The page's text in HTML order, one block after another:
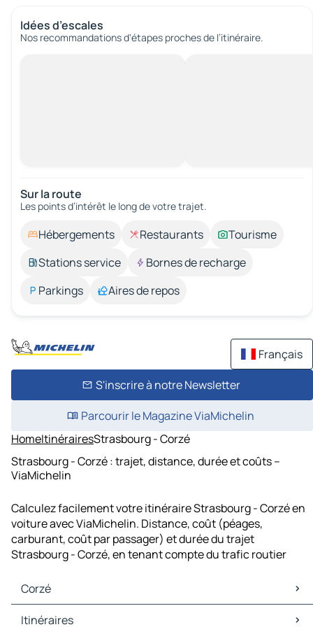
Idées d’escales
Nos recommandations d'étapes proches de l’itinéraire.
Sur la route
Les points d’intérêt le long de votre trajet.
Hébergements Restaurants
Tourisme
Stations service
Bornes de recharge
Parkings
Aires de repos
Français
S'inscrire à notre Newsletter
Parcourir le Magazine ViaMichelin
HomeItinérairesStrasbourg - Corzé
Strasbourg - Corzé : trajet, distance, durée et coûts –
ViaMichelin
Calculez facilement votre itinéraire Strasbourg - Corzé en
voiture avec ViaMichelin. Distance, coût (péages,
carburant, coût par passager) et durée du trajet
Strasbourg - Corzé, en tenant compte du trafic routier
Corzé
Corzé Cartes et plans
Itinéraires